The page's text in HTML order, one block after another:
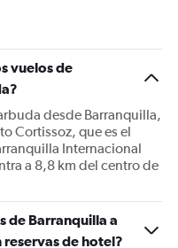
vuelos de
desde Barranquilla,
Cortissoz, que es el
Internacional
a 8,8 km del centro de
de Barranquilla a
de hotel?